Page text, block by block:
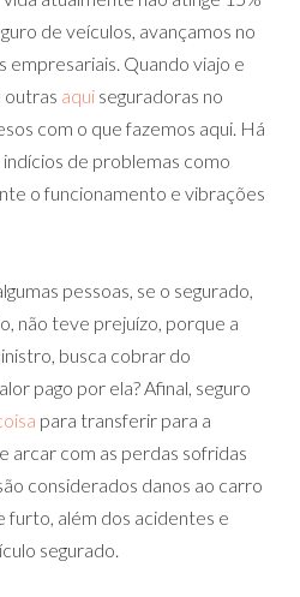
de veículos, avançamos no
empresariais. Quando viajo e
outras aqui seguradoras no
com o que fazemos aqui. Há
de problemas como
o funcionamento e vibrações
pessoas, se o segurado,
não teve prejuízo, porque a
busca cobrar do
pago por ela? Afinal, seguro
para transferir para a
arcar com as perdas sofridas
considerados danos ao carro
furto, além dos acidentes e
segurado.